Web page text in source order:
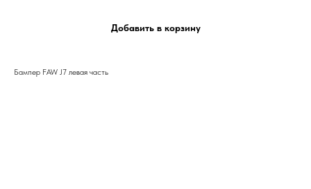
Добавить в корзину
Бампер FAW J7 левая часть